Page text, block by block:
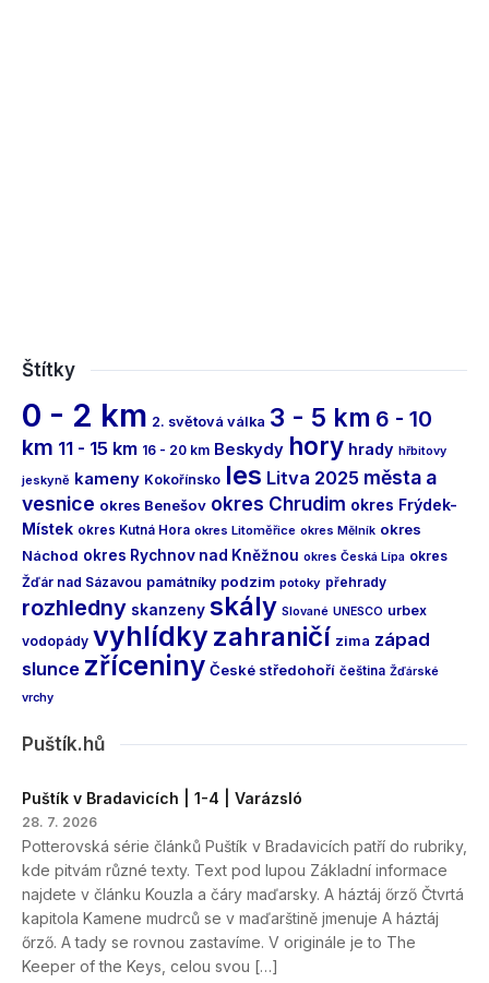
Štítky
0 - 2 km 2. světová válka 3 - 5 km 6 - 10
km 11 - 15 km 16 - 20 km Beskydy hory hrady hřbitovy
jeskyně kameny Kokořínsko les Litva 2025 města a
vesnice okres Benešov okres Chrudim okres Frýdek-
Místek okres Kutná Hora okres Litoměřice okres Mělník okres
Náchod okres Rychnov nad Kněžnou okres Česká Lípa okres
Žďár nad Sázavou památníky podzim potoky přehrady
rozhledny skanzeny skály Slované UNESCO urbex
vodopády vyhlídkyzahraničí zima západ
slunce zříceniny České středohoří čeština Žďárské
vrchy
Puštík.hů
Puštík v Bradavicích | 1-4 | Varázsló
28. 7. 2026
Potterovská série článků Puštík v Bradavicích patří do rubriky,
kde pitvám různé texty. Text pod lupou Základní informace
najdete v článku Kouzla a čáry maďarsky. A háztáj őrző Čtvrtá
kapitola Kamene mudrců se v maďarštině jmenuje A háztáj
őrző. A tady se rovnou zastavíme. V originále je to The
Keeper of the Keys, celou svou […]